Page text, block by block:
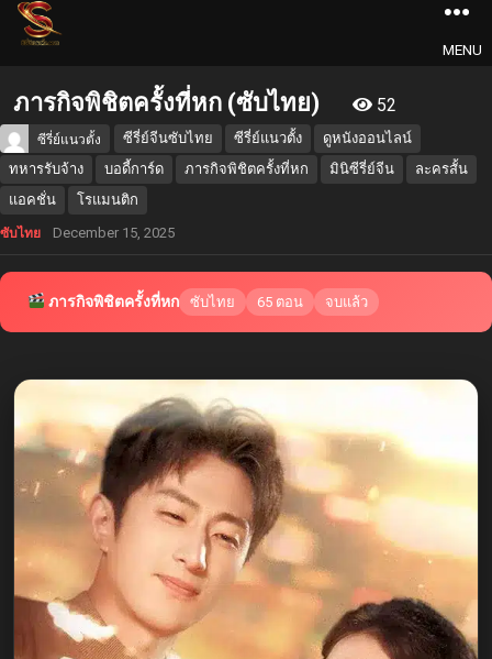
MENU
ภารกิจพิชิตครั้งที่หก (ซับไทย) 52
ซีรี่ย์แนวตั้ง ซีรี่ย์จีนซับไทย ซีรี่ย์แนวตั้ง
ดูหนังออนไลน์
ทหารรับจ้าง
บอดี้การ์ด ภารกิจพิชิตครั้งที่หก มินิซีรี่ย์จีน
ละครสั้น
แอคชั่น
โรแมนติก
ซับไทย December 15, 2025
ภารกิจพิชิตครั้งที่หก ซับไทย 65 ตอน จบแล้ว